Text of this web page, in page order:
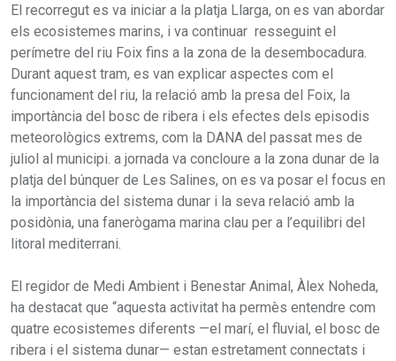
El recorregut es va iniciar a la platja Llarga, on es van abordar
els ecosistemes marins, i va continuar resseguint el
perímetre del riu Foix fins a la zona de la desembocadura.
Durant aquest tram, es van explicar aspectes com el
funcionament del riu, la relació amb la presa del Foix, la
importància del bosc de ribera i els efectes dels episodis
meteorològics extrems, com la DANA del passat mes de
juliol al municipi. a jornada va concloure a la zona dunar de la
platja del búnquer de Les Salines, on es va posar el focus en
la importància del sistema dunar i la seva relació amb la
posidònia, una fanerògama marina clau per a l’equilibri del
litoral mediterrani.
El regidor de Medi Ambient i Benestar Animal, Àlex Noheda,
ha destacat que “aquesta activitat ha permès entendre com
quatre ecosistemes diferents —el marí, el fluvial, el bosc de
ribera i el sistema dunar— estan estretament connectats i